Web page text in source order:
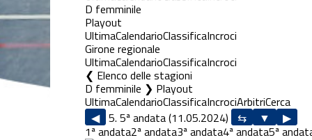
D femminile
Playout
UltimaCalendarioClassificaIncroci
Girone regionale
UltimaCalendarioClassificaIncroci
Elenco delle stagioni
D femminile ❯ Playout
UltimaCalendarioClassificaIncrociArbitriCerca
◀ 5. 5ª andata (11.05.2024)
▶
1ª andata2ª andata3ª andata4ª andata5ª